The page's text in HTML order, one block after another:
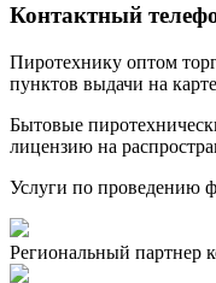
Контактный
Пиротехнику оптом
пунктов выдачи на
Бытовые
лицензию на
Услуги по проведению
Региональный партнер